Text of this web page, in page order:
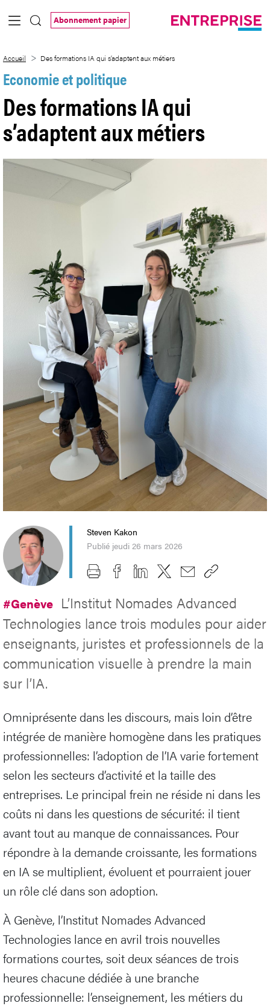
Saut au contenu principal
Abonnement papier
Accueil Des formations IA qui s’adaptent aux métiers
Economie et politique
Des formations IA qui
s’adaptent aux métiers
Steven Kakon
Publié jeudi 26 mars 2026
#Genève L’Institut Nomades Advanced
Technologies lance trois modules pour aider
enseignants, juristes et professionnels de la
communication visuelle à prendre la main
sur l’IA.
Omniprésente dans les discours, mais loin d’être
intégrée de manière homogène dans les pratiques
professionnelles: l’adoption de l’IA varie fortement
selon les secteurs d’activité et la taille des
entreprises. Le principal frein ne réside ni dans les
coûts ni dans les questions de sécurité: il tient
avant tout au manque de connaissances. Pour
répondre à la demande croissante, les formations
en IA se multiplient, évoluent et pourraient jouer
un rôle clé dans son adoption.
À Genève, l’Institut Nomades Advanced
Technologies lance en avril trois nouvelles
formations courtes, soit deux séances de trois
heures chacune dédiée à une branche
professionnelle: l’enseignement, les métiers du